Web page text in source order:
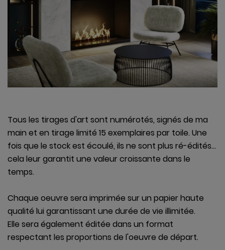
Tous les tirages d'art sont numérotés, signés de ma
main et en tirage limité 15 exemplaires par toile. Une
fois que le stock est écoulé, ils ne sont plus ré-édités...
cela leur garantit une valeur croissante dans le
temps.
Chaque oeuvre sera imprimée sur un papier haute
qualité lui garantissant une durée de vie illimitée.
Elle sera également éditée dans un format
respectant les proportions de l'oeuvre de départ.